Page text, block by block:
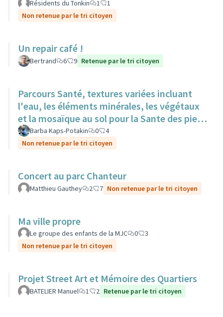
Résidents du Tonkin 1
1
Non retenue par le tri citoyen
Un repair café !
Bertrand 6 9 Retenue par le tri citoyen
Parcours Santé, textures variées incluant
l'eau, les éléments minérales, les végétaux
et la mosaïque au sol pour la Sante des pieds
nus.Barba Kaps-Potakin 0
4
Non retenue par le tri citoyen
Concert au parc Chanteur
Matthieu Gauthey 2 7 Non retenue par le tri citoyen
Ma ville propre
Le groupe des enfants de la MJC 0
3
Non retenue par le tri citoyen
Projet Street Art et Mémoire des Quartiers
BATELIER Manuel 1 2 Retenue par le tri citoyen